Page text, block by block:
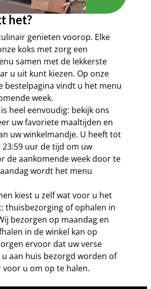
het?
genieten voorop. Elke
koks met zorg een
samen met de lekkerste
u uit kunt kiezen. Op onze
bestelpagina vindt u het menu
week.
heel eenvoudig: bekijk ons
uw favoriete maaltijden en
uw winkelmandje. U heeft tot
uur de tijd om uw
de aankomende week door te
wordt het menu
kiest u zelf wat voor u het
thuisbezorging of ophalen in
bezorgen op maandag en
in de winkel kan op
ervoor dat uw verse
aan huis bezorgd worden of
voor u om op te halen.